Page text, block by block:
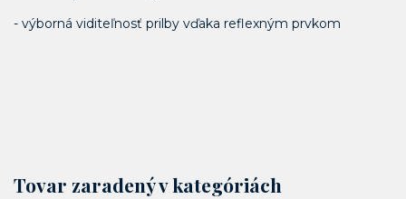
- výborná viditeľnosť prilby vďaka reflexným prvkom
Tovar zaradený v kategóriách